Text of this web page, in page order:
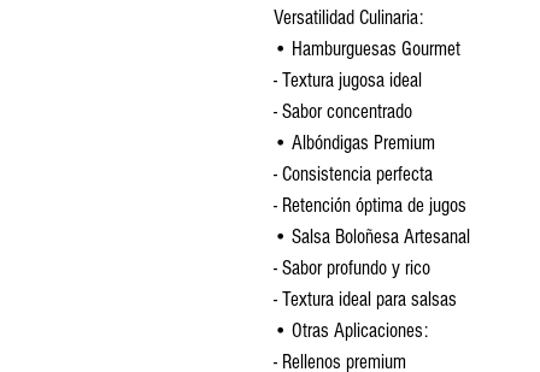
Versatilidad Culinaria:
• Hamburguesas Gourmet
- Textura jugosa ideal
- Sabor concentrado
• Albóndigas Premium
- Consistencia perfecta
- Retención óptima de jugos
• Salsa Boloñesa Artesanal
- Sabor profundo y rico
- Textura ideal para salsas
• Otras Aplicaciones:
- Rellenos premium